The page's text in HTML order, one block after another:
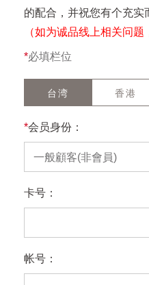
的配合，并祝您有个充实
（如为诚品线上相关问题
*必填栏位
台湾 香港
*会员身份：
一般顧客(非會員)
卡号：
帐号：